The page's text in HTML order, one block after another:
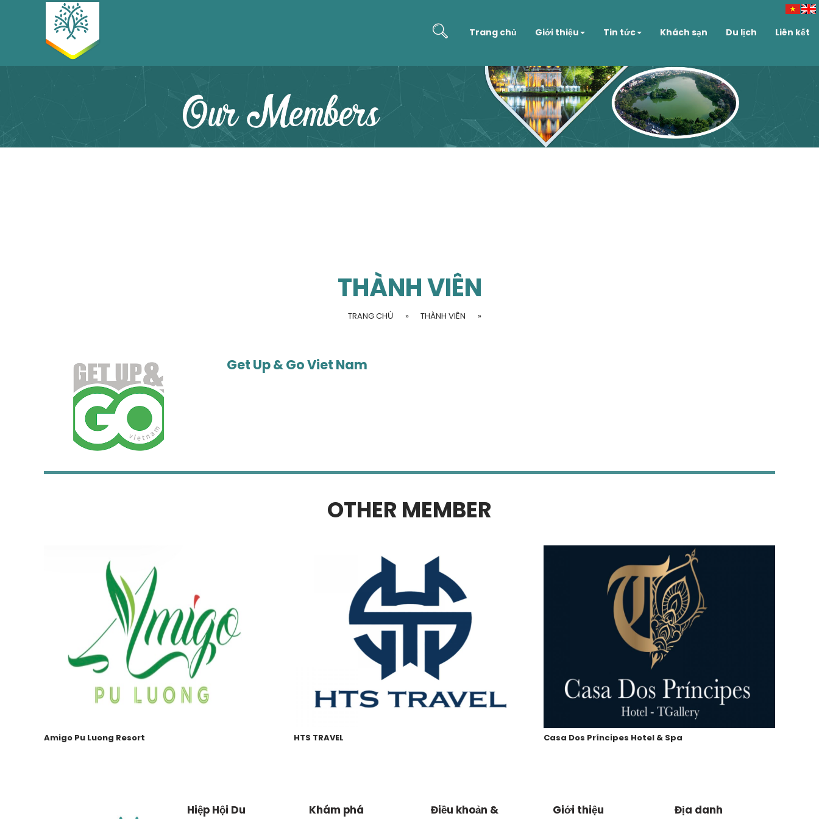
Trang chủ Giới thiệu Tin tức Khách sạn Du lịch Liên kết
THÀNH VIÊN
TRANG CHỦ » THÀNH VIÊN »
Get Up & Go Viet Nam
OTHER MEMBER
Amigo Pu Luong Resort HTS TRAVEL Casa Dos Príncipes Hotel & Spa
Hiệp Hội Du Khám phá Điều khoản & Giới thiệu Địa danh